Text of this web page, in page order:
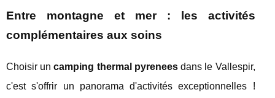
Entre montagne et mer : les activités
complémentaires aux soins
Choisir uncamping thermal pyreneesdans le Vallespir,
c'est s'offrir un panorama d'activités exceptionnelles !